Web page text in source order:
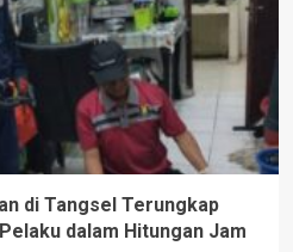
di Tangsel Terungkap
dalam Hitungan Jam